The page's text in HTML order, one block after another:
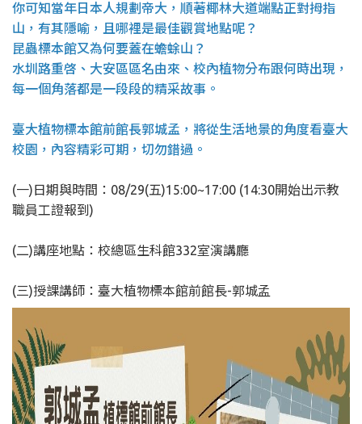
你可知當年日本人規劃帝大，順著椰林大道端點正對拇指
山， 有其隱喻，且哪裡是最佳觀賞地點呢？
昆蟲標本館又為何要蓋在蟾蜍山？
水圳路重啓、大安區區名由來、 校內植物分布跟何時出現，
每一個角落都是一段段的精采故事。
臺大植物標本館前館長郭城孟， 將從生活地景的角度看臺大
校園，內容精彩可期，切勿錯過。
(一)日期與時間：08/29(五)15:00~17:00 (14:30開始出示教
職員工證報到)
(二)講座地點：校總區生科館332室演講廳
(三)授課講師：臺大植物標本館前館長-郭城孟